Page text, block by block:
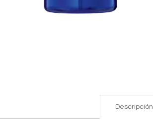
Descripción